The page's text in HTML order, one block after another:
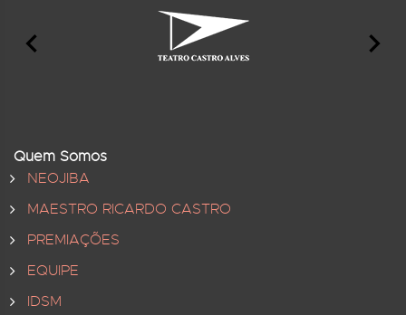
Quem Somos
NEOJIBA
MAESTRO RICARDO CASTRO
PREMIAÇÕES
EQUIPE
IDSM